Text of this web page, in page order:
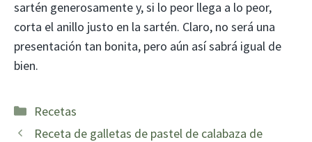
sartén generosamente y, si lo peor llega a lo peor,
corta el anillo justo en la sartén. Claro, no será una
presentación tan bonita, pero aún así sabrá igual de
bien.
Categorías
Recetas
Receta de galletas de pastel de calabaza de